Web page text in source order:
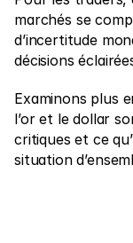
Entreprise
Introducing
À propos de nous
Politique de
marchés se
d’incertitude
décisions
Examinons plus
l’or et le dollar
critiques et ce
situation